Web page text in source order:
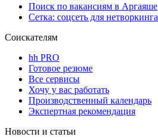
Поиск по вакансиям в Аргаяше
Сетка: соцсеть для нетворкинга
Соискателям
hh PRO
Готовое резюме
Все сервисы
Хочу у вас работать
Производственный календарь
Экспертная рекомендация
Новости и статьи